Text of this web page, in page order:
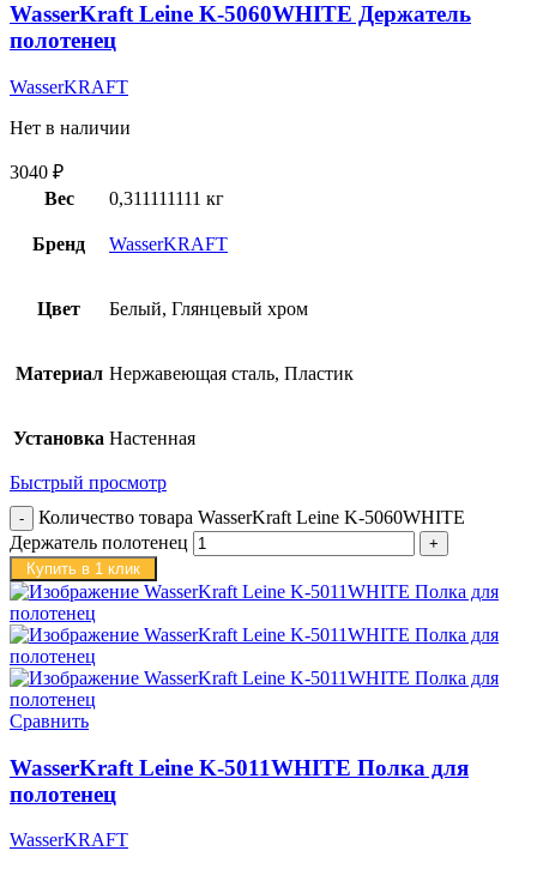
WasserKraft Leine K-5060WHITE Держатель
полотенец
WasserKRAFT
Нет в наличии
3040 ₽
Вес
0,311111111 кг
Бренд WasserKRAFT
Цвет Белый, Глянцевый хром
Материал Нержавеющая сталь, Пластик
Установка Настенная
Быстрый просмотр
Количество товара WasserKraft Leine K-5060WHITE
Держатель полотенец
Купить в 1 клик
Сравнить
WasserKraft Leine K-5011WHITE Полка для
полотенец
WasserKRAFT